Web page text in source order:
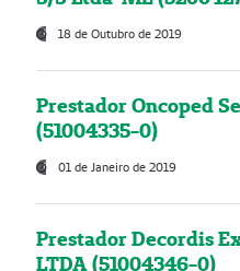
18 de Outubro de 2019
Prestador Oncoped
(51004335-0)
01 de Janeiro de 2019
Prestador Decordis
LTDA (51004346-0)